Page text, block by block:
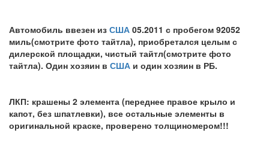
Автомобиль ввезен из США 05.2011 с пробегом 92052
миль(смотрите фото тайтла), приобретался целым с
дилерской площадки, чистый тайтл(смотрите фото
тайтла). Один хозяин в США и один хозяин в РБ.
ЛКП: крашены 2 элемента (переднее правое крыло и
капот, без шпатлевки), все остальные элементы в
оригинальной краске, проверено толщиномером!!!